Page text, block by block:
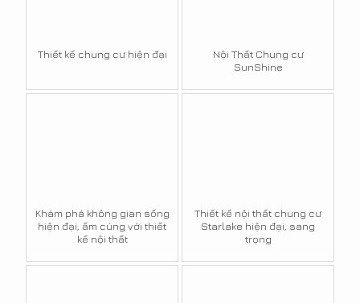
Thiết kế chung cư hiện đại
Nội Thất Chung cư
SunShine
Khám phá không gian sống
hiện đại, ấm cúng với thiết
kế nội thất
Thiết kế nội thất chung cư
Starlake hiện đại, sang
trọng